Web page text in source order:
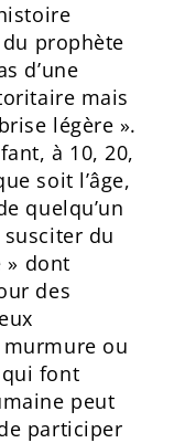
prophète
d’une
mais
légère ».
à 10, 20,
soit l’âge,
quelqu’un
susciter du
» dont
des
murmure ou
font
peut
participer